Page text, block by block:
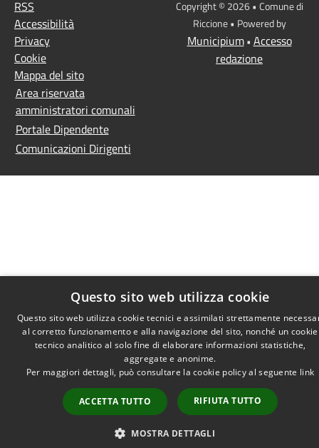
RSS
Accessibilità
Privacy
Cookie
Mappa del sito
Area riservata
amministratori comunali
Portale Dipendente
Comunicazioni Dirigenti
Copyright © 2026 • Comune di
Riccione • Powered by
Municipium• Accesso
redazione
Questo sito web utilizza cookie
Questo sito web utilizza cookie tecnici e assimilati strettamente
al corretto funzionamento e alla navigazione del sito, nonché un cookie
tecnico analitico al solo fine di elaborare informazioni statistiche,
aggregate e anonime.
Per maggiori dettagli, può consultare la cookie policy al seguente link
ACCETTA TUTTO RIFIUTA TUTTO
MOSTRA DETTAGLI